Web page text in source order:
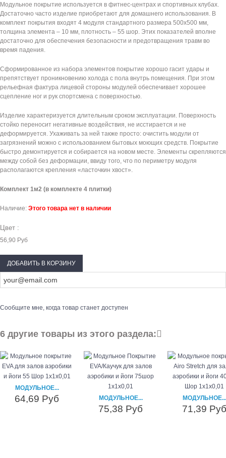
Модульное покрытие используется в фитнес-центрах и спортивных клубах.
Достаточно часто изделие приобретают для домашнего использования. В
комплект покрытия входят 4 модуля стандартного размера 500х500 мм,
толщина элемента – 10 мм, плотность – 55 шор. Этих показателей вполне
достаточно для обеспечения безопасности и предотвращения травм во
время падения.
Сформированное из набора элементов покрытие хорошо гасит удары и
препятствует проникновению холода с пола внутрь помещения. При этом
рельефная фактура лицевой стороны модулей обеспечивает хорошее
сцепление ног и рук спортсмена с поверхностью.
Изделие характеризуется длительным сроком эксплуатации. Поверхность
стойко переносит негативные воздействия, не исстирается и не
деформируется. Ухаживать за ней также просто: очистить модули от
загрязнений можно с использованием бытовых моющих средств. Покрытие
быстро демонтируется и собирается на новом месте. Элементы скрепляются
между собой без деформации, ввиду того, что по периметру модуля
располагаются крепления «ласточкин хвост».
Комплект 1м2 (в комплекте 4 плитки)
Наличие: Этого товара нет в наличии
Цвет :
56,90 Руб
ДОБАВИТЬ В КОРЗИНУ
Сообщите мне, когда товар станет доступен
6 другие товары из этого раздела:
МОДУЛЬНОЕ...
64,69 Руб МОДУЛЬНОЕ...
75,38 Руб
МОДУЛЬНОЕ...
71,39 Руб